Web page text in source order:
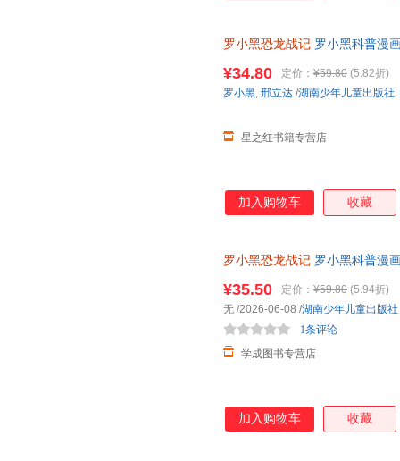
罗小黑恐龙战记 罗小黑科普漫
¥34.80 定价： ¥59.80 (5.82折)
星之红书籍专营店
罗小黑, 邢立达 /湖南少年儿童出版社
加入购物车 收藏
罗小黑恐龙战记 罗小黑科普漫
¥35.50 定价： ¥59.80 (5.94折)
学成图书专营店
1条评论
无 /2026-06-08 /湖南少年儿童出版社
加入购物车 收藏